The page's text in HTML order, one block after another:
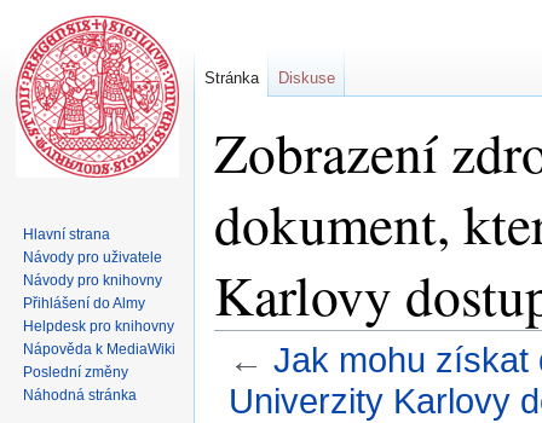
Zobrazení
dokument,
Karlovy
← Jak mohu získat
Univerzity Karlovy
Stránka Diskuse
Hlavní strana
Návody pro uživatele
Návody pro knihovny
Přihlášení do Almy
Helpdesk pro knihovny
Nápověda k MediaWiki
Poslední změny
Náhodná stránka